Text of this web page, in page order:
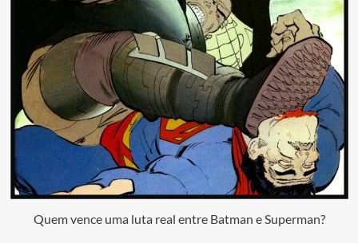
Quem vence uma luta real entre Batman e Superman?